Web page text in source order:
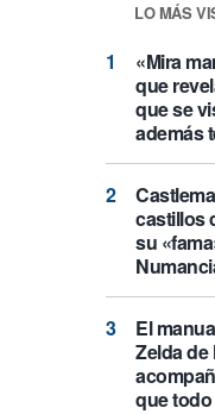
LO MÁS
«Mira
que
que se
además
castillos
su
El
Zelda
que